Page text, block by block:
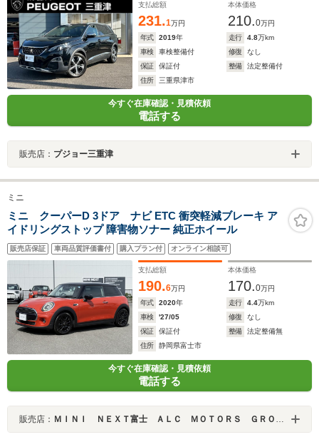
支払総額
231.1万円
本体価格
210.0万円
年式
2019年 走行 4.8万km
車検
車検整備付 修復
なし
保証
保証付 整備
法定整備付
住所
三重県津市
今すぐ在庫確認・見積依頼
電話する
販売店： プジョー三重津
ミニ
ミニ クーパーD 3ドア ナビ ETC 衝突軽減ブレーキ ア
イドリングストップ 障害物ソナー 純正ホイール
販売店保証 車両品質評価書付 購入プラン付 オンライン相談可
支払総額
190.6万円
本体価格
170.0万円
年式
2020年 走行 4.4万km
車検
'27/05 修復
なし
保証
保証付 整備
法定整備無
住所
静岡県富士市
今すぐ在庫確認・見積依頼
電話する
販売店： ＭＩＮＩ ＮＥＸＴ富士 ＡＬＣ ＭＯＴＯＲＳ ＧＲＯＵＰ